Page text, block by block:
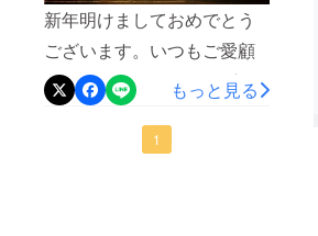
新年明けましておめでとう
ございます。いつもご愛顧
いただきありがとうござい
ます。日頃の感謝の気持ち
を込めて新春お年玉（数量
もっと見る
1